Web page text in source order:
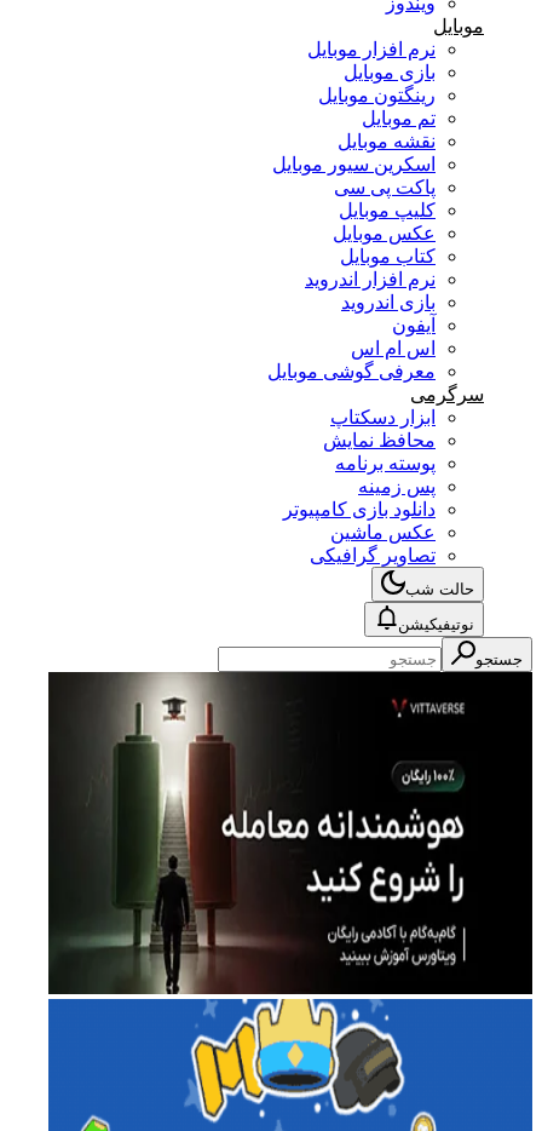
موبایل
نرم افزار موبایل
بازی موبایل
رینگتون موبایل
تم موبایل
نقشه موبایل
اسکرین سیور موبایل
پاکت پی سی
کلیپ موبایل
عکس موبایل
کتاب موبایل
نرم افزار اندروید
بازی اندروید
آیفون
اس ام اس
معرفی گوشی موبایل
سرگرمی
ابزار دسکتاپ
محافظ نمایش
پوسته برنامه
پس زمینه
دانلود بازی کامپیوتر
عکس ماشین
تصاویر گرافیکی
حالت شب
نوتیفیکیشن
جستجو